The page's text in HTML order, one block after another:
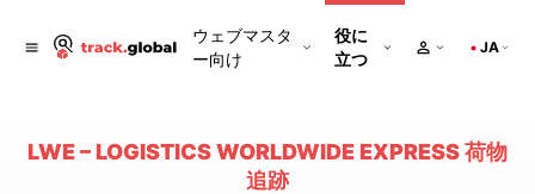
ウェブマスタ
ー向け
役に
立つ
JA
LWE – LOGISTICS WORLDWIDE EXPRESS 荷物
追跡